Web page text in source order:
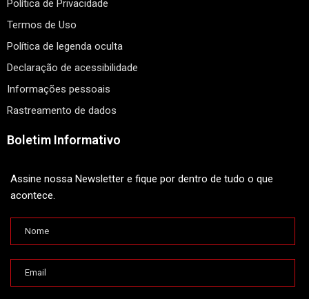
Política de Privacidade
Termos de Uso
Política de legenda oculta
Declaração de acessibilidade
Informações pessoais
Rastreamento de dados
Boletim Informativo
Assine nossa Newsletter e fique por dentro de tudo o que
acontece.